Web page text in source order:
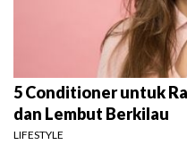
5 Conditioner untuk
dan Lembut Berkilau
LIFESTYLE